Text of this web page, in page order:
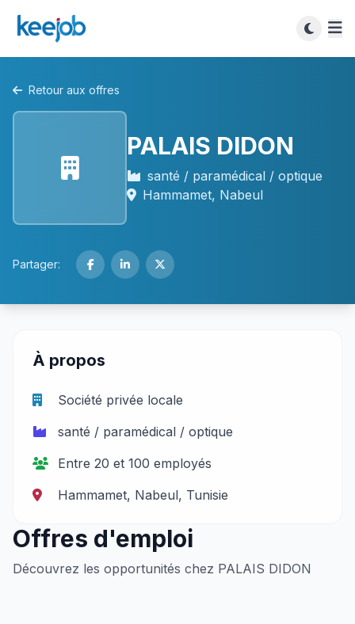
Retour aux offres
PALAIS DIDON
santé / paramédical / optique
Hammamet, Nabeul
Partager:
À propos
Société privée locale
santé / paramédical / optique
Entre 20 et 100 employés
Hammamet, Nabeul, Tunisie
Offres d'emploi
Découvrez les opportunités chez PALAIS DIDON